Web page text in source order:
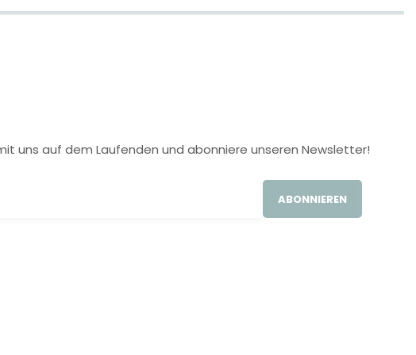
uns auf dem Laufenden und abonniere unseren Newsletter!
ABONNIEREN